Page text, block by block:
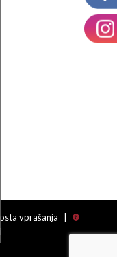
vprašanja